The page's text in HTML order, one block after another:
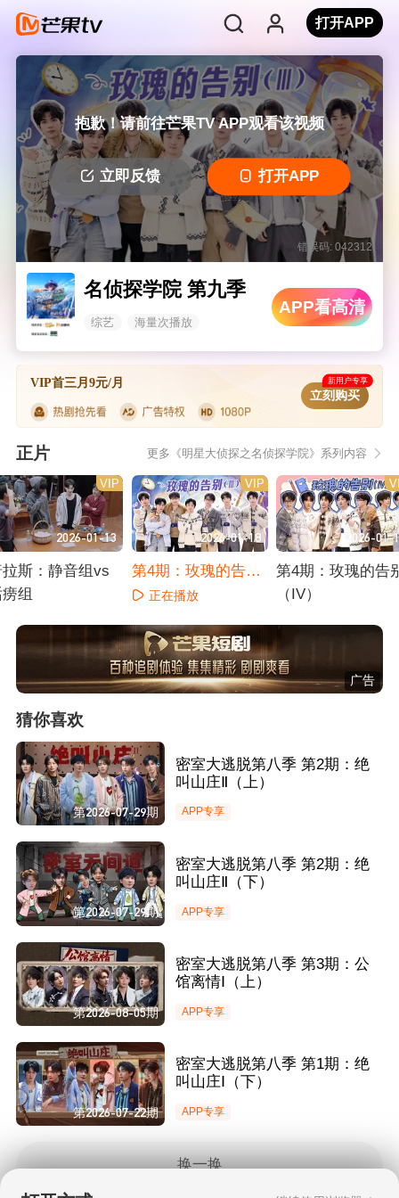
打开APP
抱歉！请前往芒果TV APP观看该视频
立即反馈 打开APP
错误码: 042312
名侦探学院 第九季
综艺 海量次播放
APP看高清
VIP首三月9元/月 新用户专享
立刻购买
正片 更多《明星大侦探之名侦探学院》系列内容
2026-01-13
VIP
斯：静音组vs
组
2026-01-18
VIP
第4期：玫瑰的告别
（Ⅲ）
正在播放
2026-01-
第4期：玫瑰的告
（IV）
广告
猜你喜欢
第2026-07-29期
密室大逃脱第八季 第2期：绝
叫山庄Ⅱ（上）
APP专享
第2026-07-29期
密室大逃脱第八季 第2期：绝
叫山庄Ⅱ（下）
APP专享
第2026-08-05期
密室大逃脱第八季 第3期：公
馆离情Ⅰ（上）
APP专享
第2026-07-22期
密室大逃脱第八季 第1期：绝
叫山庄Ⅰ（下）
APP专享
换一换